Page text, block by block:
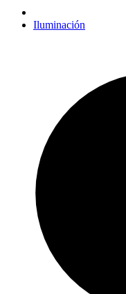
Iluminación